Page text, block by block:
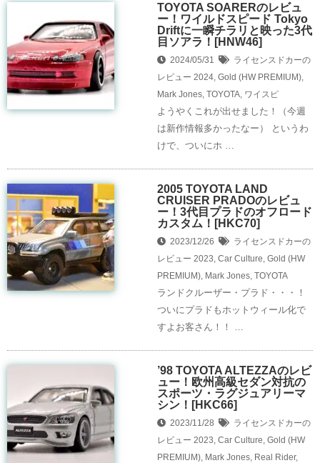
TOYOTA SOARERのレビュ
ー！ワイルドスピード Tokyo
Driftに一瞬チラリと映った3代
目ソアラ！[HNW46]
2024/05/31
ライセンスドカーの
レビュー 2024, Gold (HW PREMIUM),
Mark Jones, TOYOTA, ワイスピ
ようやくこれが出せました！（今週
は新作情報多かったなー） というわ
けで、ついにホ …
2005 TOYOTA LAND
CRUISER PRADOのレビュ
ー！3代目プラドのオフロード
カスタム！[HKC70]
2023/12/26
ライセンスドカーの
レビュー 2023, Car Culture, Gold (HW
PREMIUM), Mark Jones, TOYOTA
ランドクルーザー・プラド・・・！
ついにプラドもホットウィール化で
すよお客さん！！ …
’98 TOYOTA ALTEZZAのレビ
ュー！欧州高級セダン対抗の
スポーツ・ラグジュアリーマ
シン！[HKC66]
2023/11/28
ライセンスドカーの
レビュー 2023, Car Culture, Gold (HW
PREMIUM), Mark Jones, Real Rider,